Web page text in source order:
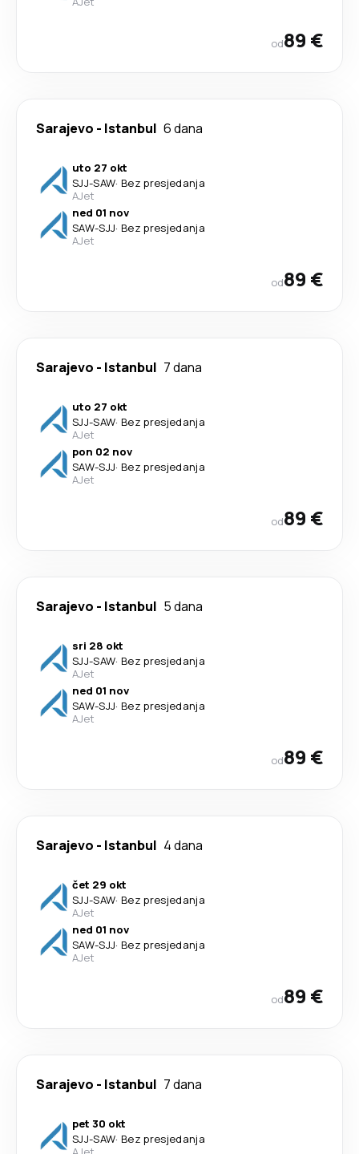
od89 €
Sarajevo - Istanbul 6 dana
uto 27 okt
SJJ-SAW· Bez presjedanja
AJet
ned 01 nov
SAW-SJJ· Bez presjedanja
AJet
od89 €
Sarajevo - Istanbul 7 dana
uto 27 okt
SJJ-SAW· Bez presjedanja
AJet
pon 02 nov
SAW-SJJ· Bez presjedanja
AJet
od89 €
Sarajevo - Istanbul 5 dana
sri 28 okt
SJJ-SAW· Bez presjedanja
AJet
ned 01 nov
SAW-SJJ· Bez presjedanja
AJet
od89 €
Sarajevo - Istanbul 4 dana
čet 29 okt
SJJ-SAW· Bez presjedanja
AJet
ned 01 nov
SAW-SJJ· Bez presjedanja
AJet
od89 €
Sarajevo - Istanbul 7 dana
pet 30 okt
SJJ-SAW· Bez presjedanja